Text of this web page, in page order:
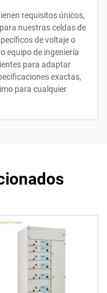
requisitos únicos,
nuestras celdas de
de voltaje o
equipo de ingeniería
para adaptar
exactas,
para cualquier